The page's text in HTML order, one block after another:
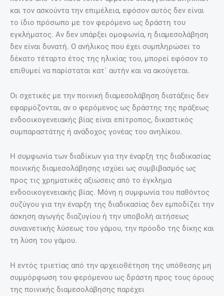
και τον ασκούντα την επιµέλεια, εφόσον αυτός δεν είναι
το ίδιο πρόσωπο µε τον φερόµενο ως δράστη του
εγκλήµατος. Αν δεν υπάρξει οµοφωνία, η διαµεσολάβηση
δεν είναι δυνατή. Ο ανήλικος που έχει συµπληρώσει το
δέκατο τέταρτο έτος της ηλικίας του, µπορεί εφόσον το
επιθυµεί να παρίσταται κατ´ αυτήν και να ακούγεται.
Οι σχετικές µε την ποινική διαµεσολάβηση διατάξεις δεν
εφαρµόζονται, αν ο φερόµενος ως δράστης της πράξεως
ενδοοικογενειακής βίας είναι επίτροπος, δικαστικός
συµπαραστάτης ή ανάδοχος γονέας του ανηλίκου.
Η συµφωνία των διαδίκων για την έναρξη της διαδικασίας
ποινικής διαµεσολάβησης ισχύει ως συµβιβασµός ως
προς τις χρηµατικές αξιώσεις από το έγκληµα
ενδοοικογενειακής βίας. Μόνη η συµφωνία του παθόντος
συζύγου για την έναρξη της διαδικασίας δεν εµποδίζει την
άσκηση αγωγής διαζυγίου ή την υποβολή αιτήσεως
συναινετικής λύσεως του γάµου, την πρόοδο της δίκης και
τη λύση του γάµου.
Η εντός τριετίας από την αρχειοθέτηση της υπόθεσης µη
συµµόρφωση του φερόµενου ως δράστη προς τους όρους
της ποινικής διαµεσολάβησης παρέχει